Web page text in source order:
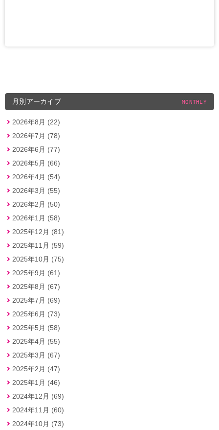
月別アーカイブ MONTHLY
2026年8月 (22)
2026年7月 (78)
2026年6月 (77)
2026年5月 (66)
2026年4月 (54)
2026年3月 (55)
2026年2月 (50)
2026年1月 (58)
2025年12月 (81)
2025年11月 (59)
2025年10月 (75)
2025年9月 (61)
2025年8月 (67)
2025年7月 (69)
2025年6月 (73)
2025年5月 (58)
2025年4月 (55)
2025年3月 (67)
2025年2月 (47)
2025年1月 (46)
2024年12月 (69)
2024年11月 (60)
2024年10月 (73)